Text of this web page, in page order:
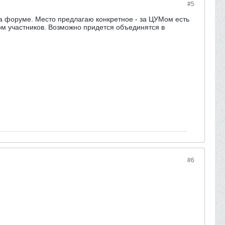
#5
форуме. Место предлагаю конкретное - за ЦУМом есть
участников. Возможно придется объединятся в
#6